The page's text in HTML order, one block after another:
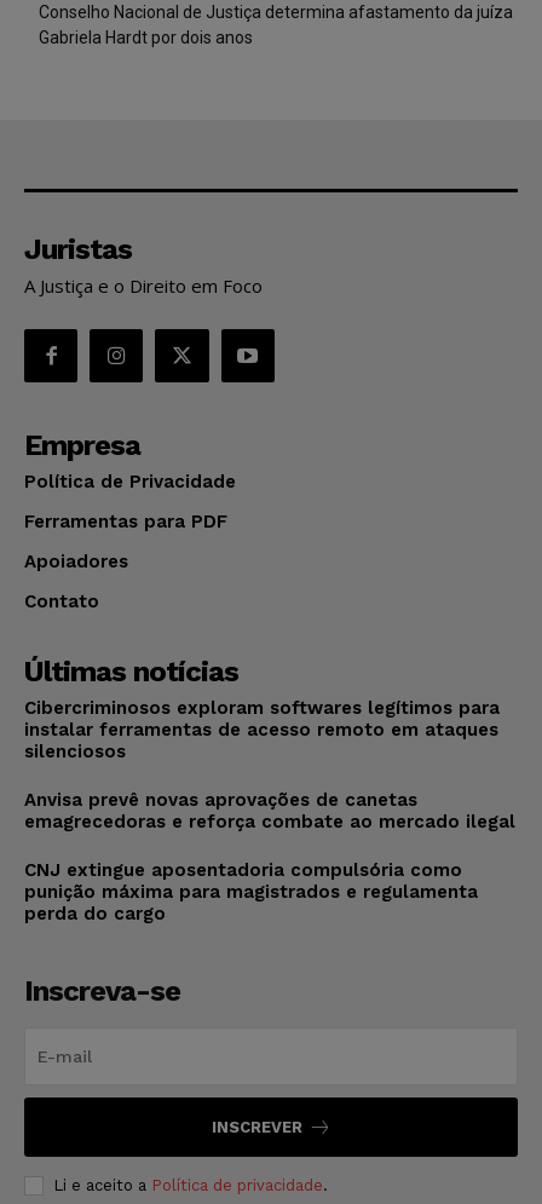
Conselho Nacional de Justiça determina afastamento da juíza
Gabriela Hardt por dois anos
Juristas
A Justiça e o Direito em Foco
Empresa
Política de Privacidade
Ferramentas para PDF
Apoiadores
Contato
Últimas notícias
Cibercriminosos exploram softwares legítimos para
instalar ferramentas de acesso remoto em ataques
silenciosos
Anvisa prevê novas aprovações de canetas
emagrecedoras e reforça combate ao mercado ilegal
CNJ extingue aposentadoria compulsória como
punição máxima para magistrados e regulamenta
perda do cargo
Inscreva-se
INSCREVER
Li e aceito a Política de privacidade.